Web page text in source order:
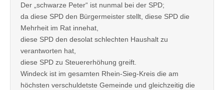
Der „schwarze Peter“ ist nunmal bei der SPD;
da diese SPD den Bürgermeister stellt, diese SPD die
Mehrheit im Rat innehat,
diese SPD den desolat schlechten Haushalt zu
verantworten hat,
diese SPD zu Steuererhöhung greift.
Windeck ist im gesamten Rhein-Sieg-Kreis die am
höchsten verschuldetste Gemeinde und gleichzeitig die